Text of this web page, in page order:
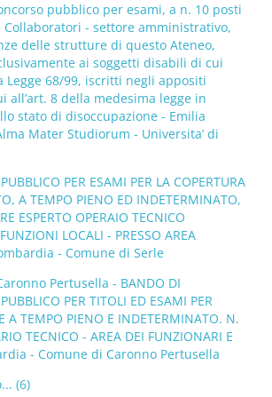
pubblico per esami, a n. 10 posti
Collaboratori - settore amministrativo,
delle strutture di questo Ateneo,
ai soggetti disabili di cui
Legge 68/99, iscritti negli appositi
all’art. 8 della medesima legge in
stato di disoccupazione - Emilia
Mater Studiorum - Universita’ di
PER ESAMI PER LA COPERTURA
A TEMPO PIENO ED INDETERMINATO,
ESPERTO OPERAIO TECNICO
LOCALI - PRESSO AREA
- Comune di Serle
Pertusella - BANDO DI
PER TITOLI ED ESAMI PER
A TEMPO PIENO E INDETERMINATO. N.
TECNICO - AREA DEI FUNZIONARI E
- Comune di Caronno Pertusella
(6)